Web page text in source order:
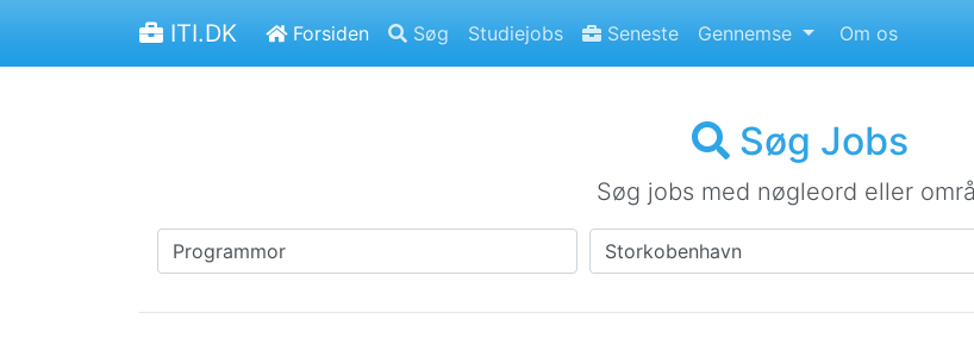
ITI.DK Forsiden Søg Studiejobs Seneste Gennemse Om os
Søg Jobs
Søg jobs med nøgleord eller